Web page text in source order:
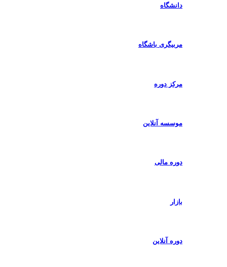
دانشگاه
مربیگری باشگاه
مرکز دوره
موسسه آنلاین
دوره مالی
دوره آنلاین